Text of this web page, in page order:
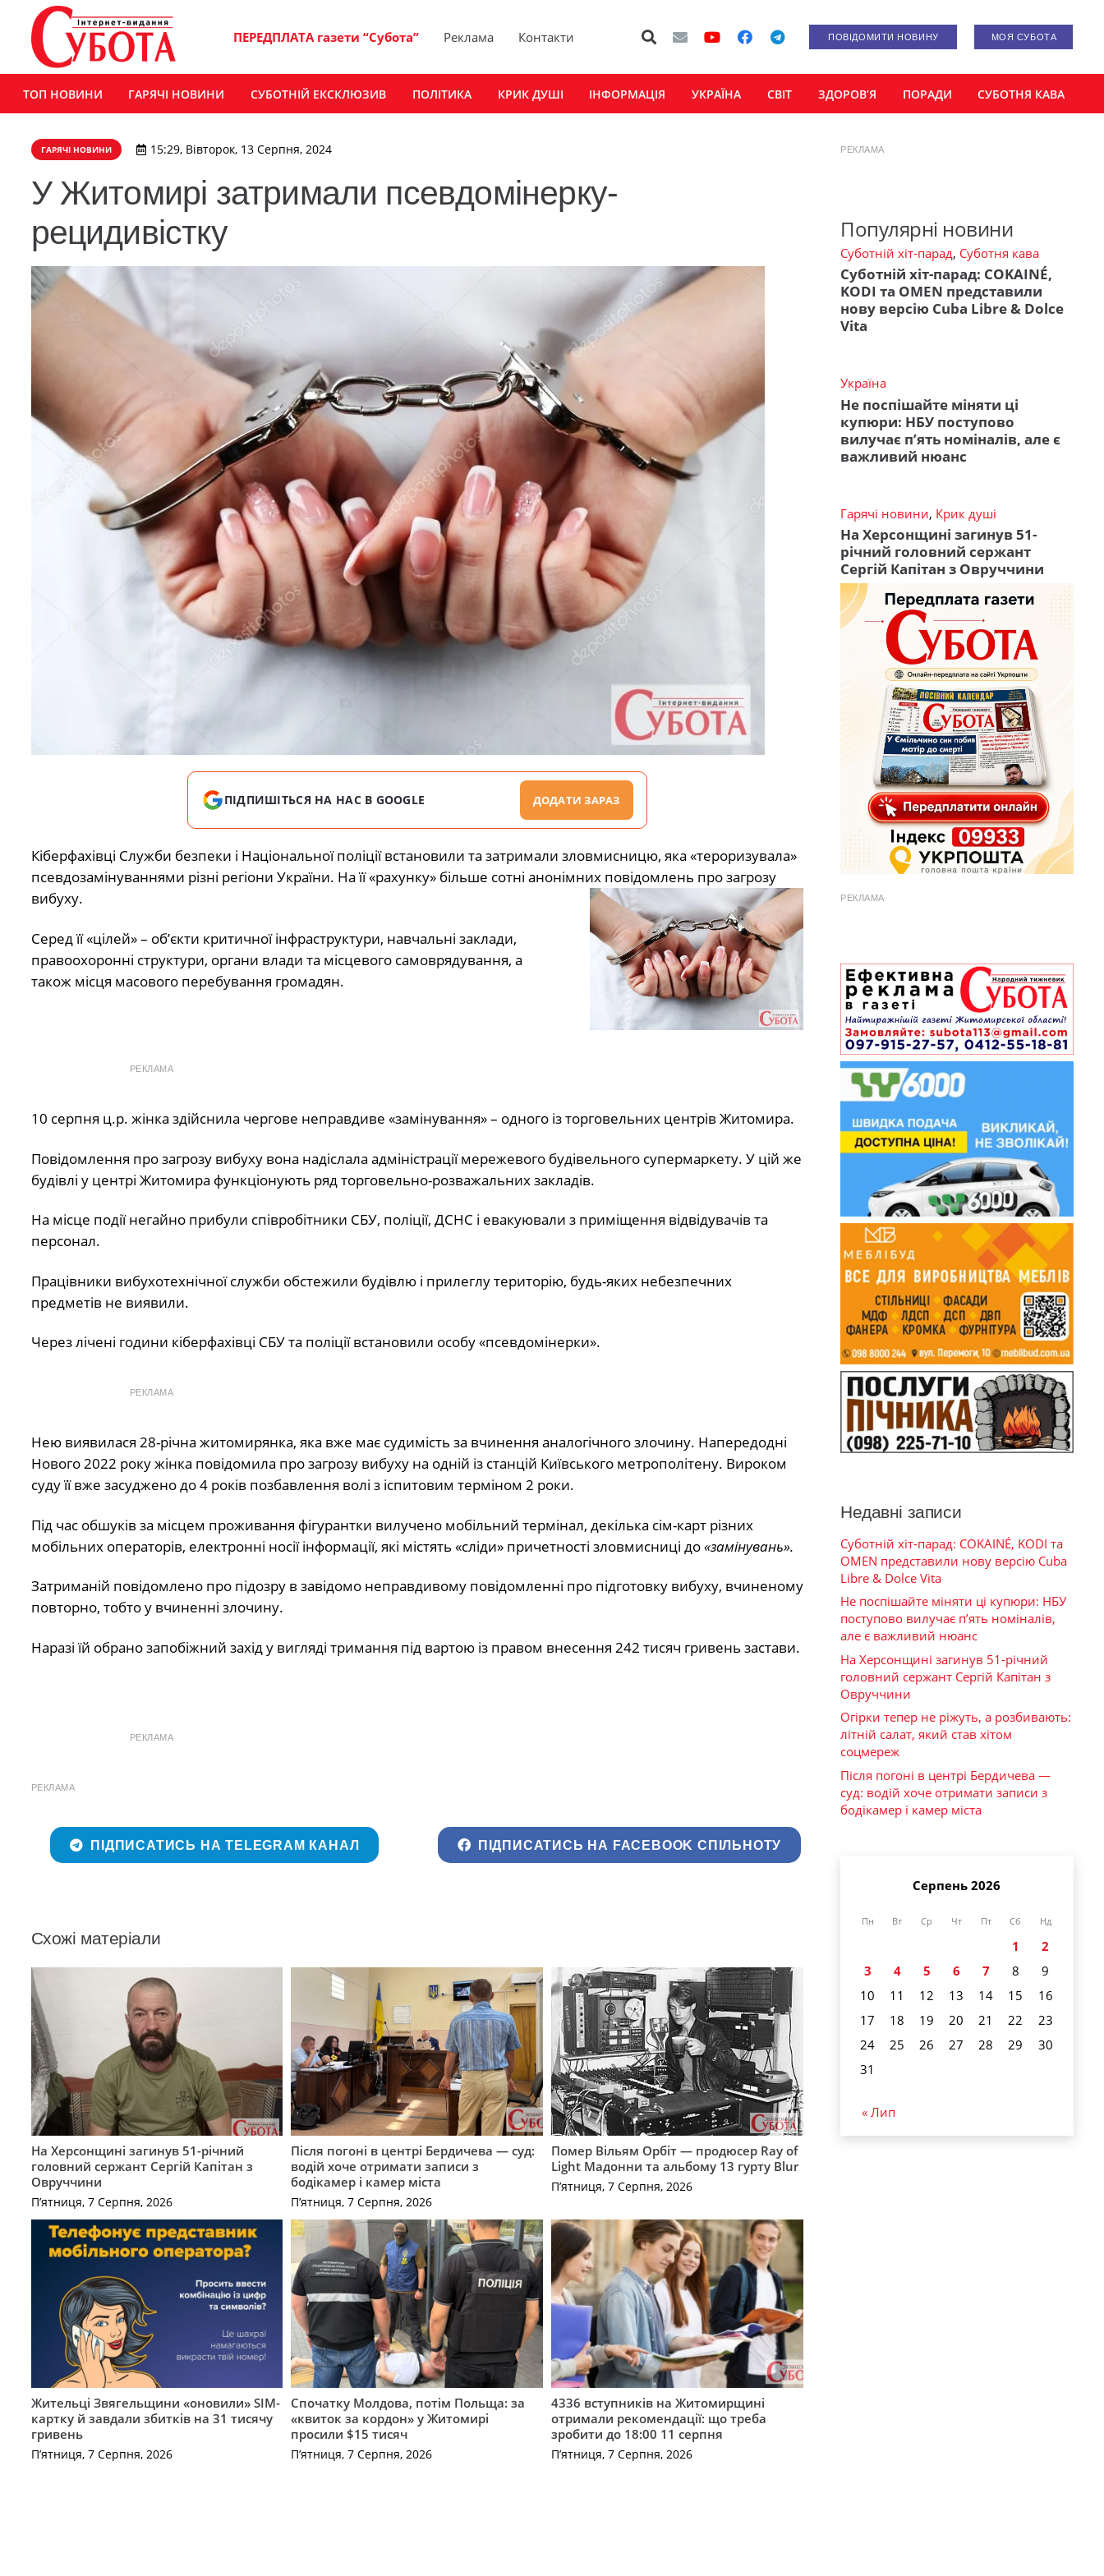
ПЕРЕДПЛАТА газети “Субота” Реклама Контакти ПОВІДОМИТИ НОВИНУ МОЯ СУБОТА
ТОП НОВИНИ ГАРЯЧІ НОВИНИ СУБОТНІЙ ЕКСКЛЮЗИВ ПОЛІТИКА КРИК ДУШІ ІНФОРМАЦІЯ УКРАЇНА СВІТ ЗДОРОВ’Я ПОРАДИ СУБОТНЯ КАВА
ГАРЯЧІ НОВИНИ 15:29, Вівторок, 13 Серпня, 2024
У Житомирі затримали псевдомінерку-
рецидивістку
ПІДПИШІТЬСЯ НА НАС В GOOGLE ДОДАТИ ЗАРАЗ
Кіберфахівці Служби безпеки і Національної поліції встановили та затримали зловмисницю, яка «тероризувала»
псевдозамінуваннями різні регіони України. На її «рахунку» більше сотні анонімних повідомлень про загрозу
вибуху.
Серед її «цілей» – об’єкти критичної інфраструктури, навчальні заклади,
правоохоронні структури, органи влади та місцевого самоврядування, а
також місця масового перебування громадян.
РЕКЛАМА
10 серпня ц.р. жінка здійснила чергове неправдиве «замінування» – одного із торговельних центрів Житомира.
Повідомлення про загрозу вибуху вона надіслала адміністрації мережевого будівельного супермаркету. У цій же
будівлі у центрі Житомира функціонують ряд торговельно-розважальних закладів.
На місце події негайно прибули співробітники СБУ, поліції, ДСНС і евакуювали з приміщення відвідувачів та
персонал.
Працівники вибухотехнічної служби обстежили будівлю і прилеглу територію, будь-яких небезпечних
предметів не виявили.
Через лічені години кіберфахівці СБУ та поліції встановили особу «псевдомінерки».
РЕКЛАМА
Нею виявилася 28-річна житомирянка, яка вже має судимість за вчинення аналогічного злочину. Напередодні
Нового 2022 року жінка повідомила про загрозу вибуху на одній із станцій Київського метрополітену. Вироком
суду її вже засуджено до 4 років позбавлення волі з іспитовим терміном 2 роки.
Під час обшуків за місцем проживання фігурантки вилучено мобільний термінал, декілька сім-карт різних
мобільних операторів, електронні носії інформації, які містять «сліди» причетності зловмисниці до«замінувань».
Затриманій повідомлено про підозру в завідомо неправдивому повідомленні про підготовку вибуху, вчиненому
повторно, тобто у вчиненні злочину.
Наразі їй обрано запобіжний захід у вигляді тримання під вартою із правом внесення 242 тисяч гривень застави.
РЕКЛАМА
РЕКЛАМА
ПІДПИСАТИСЬ НА TELEGRAM КАНАЛ ПІДПИСАТИСЬ НА FACEBOOK СПІЛЬНОТУ
Схожі матеріали
На Херсонщині загинув 51-річний
головний сержант Сергій Капітан з
Овруччини
П’ятниця, 7 Серпня, 2026
Після погоні в центрі Бердичева — суд:
водій хоче отримати записи з
бодікамер і камер міста
П’ятниця, 7 Серпня, 2026
Помер Вільям Орбіт — продюсер Ray of
Light Мадонни та альбому 13 гурту Blur
П’ятниця, 7 Серпня, 2026
Жительці Звягельщини «оновили» SIM-
картку й завдали збитків на 31 тисячу
гривень
П’ятниця, 7 Серпня, 2026
Спочатку Молдова, потім Польща: за
«квиток за кордон» у Житомирі
просили $15 тисяч
П’ятниця, 7 Серпня, 2026
4336 вступників на Житомирщині
отримали рекомендації: що треба
зробити до 18:00 11 серпня
П’ятниця, 7 Серпня, 2026
РЕКЛАМА
Популярні новини
Суботній хіт-парад, Суботня кава
Суботній хіт-парад: COKAINÉ,
KODI та OMEN представили
нову версію Cuba Libre & Dolce
Vita
Україна
Не поспішайте міняти ці
купюри: НБУ поступово
вилучає п’ять номіналів, але є
важливий нюанс
Гарячі новини, Крик душі
На Херсонщині загинув 51-
річний головний сержант
Сергій Капітан з Овруччини
РЕКЛАМА
Недавні записи
Суботній хіт-парад: COKAINÉ, KODI та
OMEN представили нову версію Cuba
Libre & Dolce Vita
Не поспішайте міняти ці купюри: НБУ
поступово вилучає п’ять номіналів,
але є важливий нюанс
На Херсонщині загинув 51-річний
головний сержант Сергій Капітан з
Овруччини
Огірки тепер не ріжуть, а розбивають:
літній салат, який став хітом
соцмереж
Після погоні в центрі Бердичева —
суд: водій хоче отримати записи з
бодікамер і камер міста
Серпень 2026
Пн Вт Ср Чт Пт Сб Нд
1
2
3
4 5 6 7 8
9
10
11 12 13 14 15
16
17
18 19 20 21 22
23
24
25 26 27 28 29
30
31
« Лип